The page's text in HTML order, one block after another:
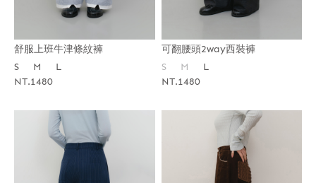
舒服上班牛津條紋褲
S
M
L
NT.1480
可翻腰頭2way西裝褲
S
M
L
NT.1480